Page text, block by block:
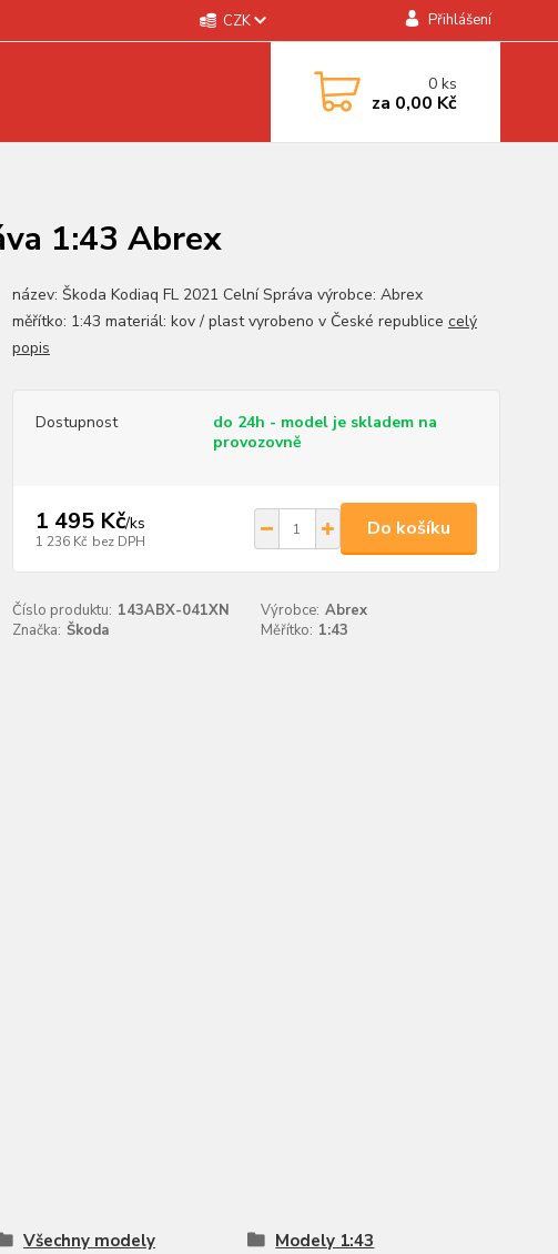
CZK Přihlášení
0ks
za 0,00 Kč
1:43 Abrex
název: Škoda Kodiaq FL 2021 Celní Správa výrobce: Abrex
měřítko: 1:43 materiál: kov / plast vyrobeno v České republice celý
popis
Dostupnost
do 24h - model je skladem na
provozovně
1 495 Kč/ks
1 236 Kč bez DPH
Do košíku
Číslo produktu: 143ABX-041XN Výrobce: Abrex
Značka: Škoda Měřítko: 1:43
Všechny modely
Modely 1:43